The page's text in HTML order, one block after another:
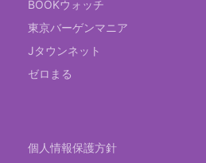
BOOKウォッチ
東京バーゲンマニア
Jタウンネット
ゼロまる
個人情報保護方針